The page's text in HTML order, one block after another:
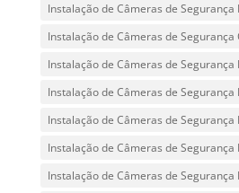
Instalação de Câmeras de Segurança
Instalação de Câmeras de Segurança
Instalação de Câmeras de Segurança
Instalação de Câmeras de Segurança
Instalação de Câmeras de Segurança
Instalação de Câmeras de Segurança
Instalação de Câmeras de Segurança